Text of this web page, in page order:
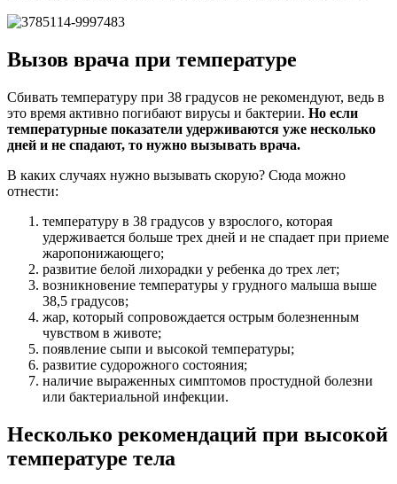
Вызов врача при температуре
Сбивать температуру при 38 градусов не рекомендуют, ведь в
это время активно погибают вирусы и бактерии. Но если
температурные показатели удерживаются уже несколько
дней и не спадают, то нужно вызывать врача.
В каких случаях нужно вызывать скорую? Сюда можно
отнести:
температуру в 38 градусов у взрослого, которая
удерживается больше трех дней и не спадает при приеме
жаропонижающего;
развитие белой лихорадки у ребенка до трех лет;
возникновение температуры у грудного малыша выше
38,5 градусов;
жар, который сопровождается острым болезненным
чувством в животе;
появление сыпи и высокой температуры;
развитие судорожного состояния;
наличие выраженных симптомов простудной болезни
или бактериальной инфекции.
Несколько рекомендаций при высокой
температуре тела